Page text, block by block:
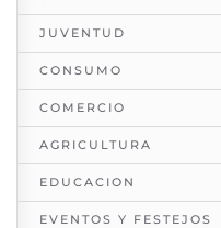
JUVENTUD
CONSUMO
COMERCIO
AGRICULTURA
EDUCACION
EVENTOS Y FESTEJOS